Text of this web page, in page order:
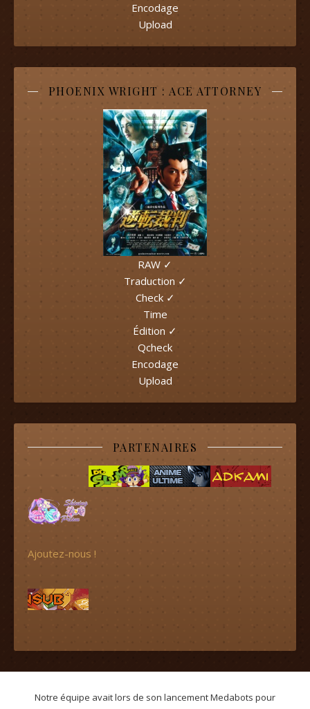
Encodage
Upload
PHOENIX WRIGHT : ACE ATTORNEY
RAW ✓
Traduction ✓
Check ✓
Time
Édition ✓
Qcheck
Encodage
Upload
PARTENAIRES
Ajoutez-nous !
Notre équipe avait lors de son lancement Medabots pour